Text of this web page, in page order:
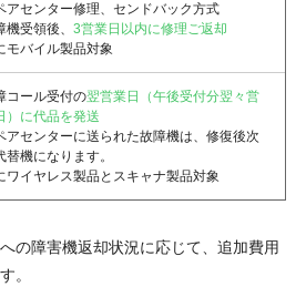
アセンター修理、センドバック方式
機受領後、 3営業日以内に修理ご返却
モバイル製品対象
コール受付の翌営業日（午後受付分翌々営
）に代品を発送
アセンターに送られた故障機は、修復後次
替機になります。
ワイヤレス製品とスキャナ製品対象
の障害機返却状況に応じて、追加費用
。